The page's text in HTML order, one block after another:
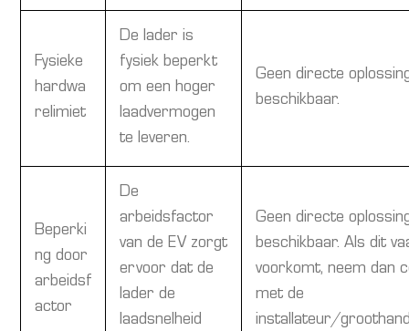
Fysieke
hardwa
relimiet
De lader is
fysiek beperkt
om een hoger
laadvermogen
te leveren.
Geen directe
beschikbaar.
Beperki
ng door
arbeidsf
actor
De
arbeidsfactor
van de EV zorgt
ervoor dat de
lader de
laadsnelheid
Geen directe
beschikbaar. Als dit
voorkomt, neem dan
met de
installateur/